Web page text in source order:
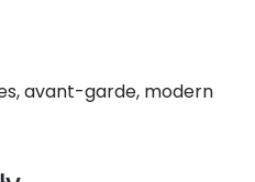
avant-garde, modern